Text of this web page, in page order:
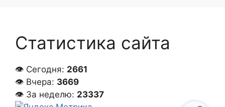
Статистика сайта
👁 Сегодня: 2661
👁 Вчера: 3669
👁 За неделю: 23337